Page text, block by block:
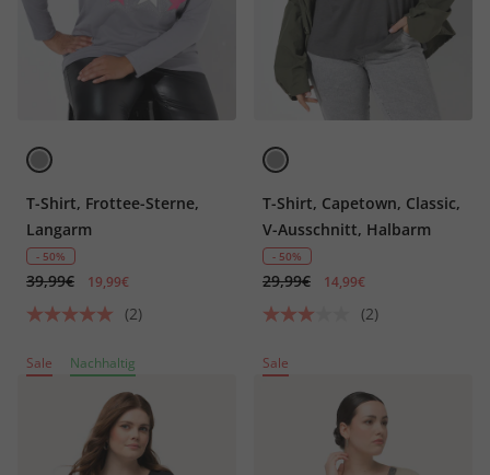
T-Shirt, Frottee-Sterne,
Langarm
- 50%
39,99€ 19,99€
(2)
T-Shirt, Capetown, Classic,
V-Ausschnitt, Halbarm
- 50%
29,99€ 14,99€
(2)
Sale Nachhaltig Sale